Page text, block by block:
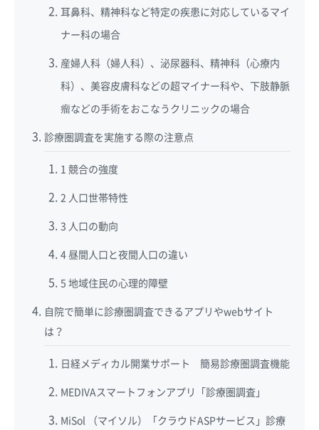
耳鼻科、精神科など特定の疾患に対応しているマイ
ナー科の場合
産婦人科（婦人科）、泌尿器科、精神科（心療内
科）、美容皮膚科などの超マイナー科や、下肢静脈
瘤などの手術をおこなうクリニックの場合
診療圏調査を実施する際の注意点
1 競合の強度
2 人口世帯特性
3 人口の動向
4 昼間人口と夜間人口の違い
5 地域住民の心理的障壁
自院で簡単に診療圏調査できるアプリやwebサイト
は？
日経メディカル開業サポート 簡易診療圏調査機能
MEDIVAスマートフォンアプリ「診療圏調査」
MiSol （マイソル）「クラウドASPサービス」診療